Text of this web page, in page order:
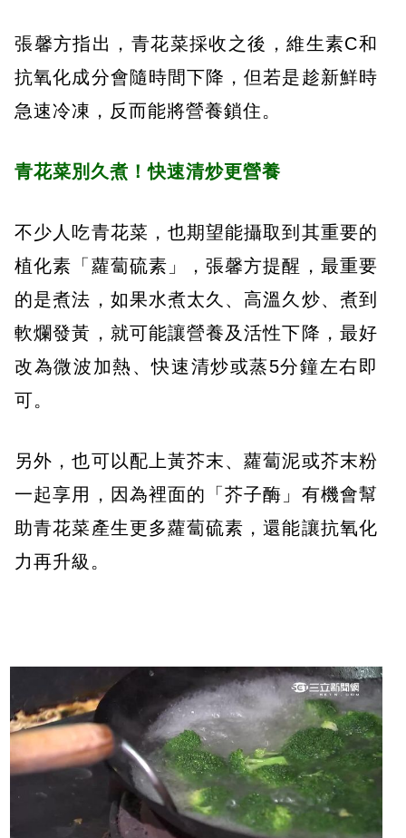
張馨方指出，青花菜採收之後，維生素C和
抗氧化成分會隨時間下降，但若是趁新鮮時
急速冷凍，反而能將營養鎖住。
青花菜別久煮！快速清炒更營養
不少人吃青花菜，也期望能攝取到其重要的
植化素「蘿蔔硫素」，張馨方提醒，最重要
的是煮法，如果水煮太久、高溫久炒、煮到
軟爛發黃，就可能讓營養及活性下降，最好
改為微波加熱、快速清炒或蒸5分鐘左右即
可。
另外，也可以配上黃芥末、蘿蔔泥或芥末粉
一起享用，因為裡面的「芥子酶」有機會幫
助青花菜產生更多蘿蔔硫素，還能讓抗氧化
力再升級。